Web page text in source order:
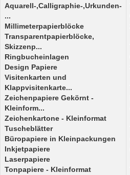
Aquarell-,Calligraphie-,Urkunden-
...
Millimeterpapierblöcke
Transparentpapierblöcke,
Skizzenp...
Ringbucheinlagen
Design Papiere
Visitenkarten und
Klappvisitenkarte...
Zeichenpapiere Gekörnt -
Kleinform...
Zeichenkartone - Kleinformat
Tuscheblätter
Büropapiere in Kleinpackungen
Inkjetpapiere
Laserpapiere
Tonpapiere - Kleinformat